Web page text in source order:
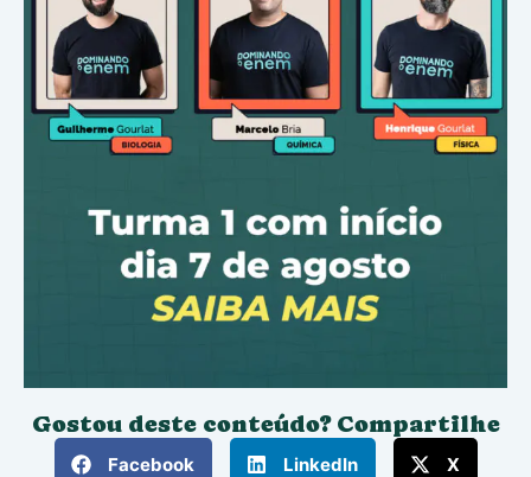
Gostou deste conteúdo? Compartilhe
Facebook LinkedIn X